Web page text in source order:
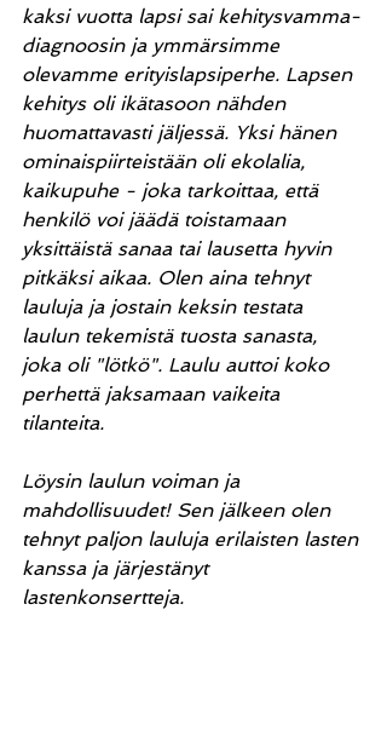
kaksi vuotta lapsi sai kehitysvamma-
diagnoosin ja ymmärsimme
olevamme erityislapsiperhe. Lapsen
kehitys oli ikätasoon nähden
huomattavasti jäljessä. Yksi hänen
ominaispiirteistään oli ekolalia,
kaikupuhe - joka tarkoittaa, että
henkilö voi jäädä toistamaan
yksittäistä sanaa tai lausetta hyvin
pitkäksi aikaa. Olen aina tehnyt
lauluja ja jostain keksin testata
laulun tekemistä tuosta sanasta,
joka oli "lötkö". Laulu auttoi koko
perhettä jaksamaan vaikeita
tilanteita.
Löysin laulun voiman ja
mahdollisuudet! Sen jälkeen olen
tehnyt paljon lauluja erilaisten lasten
kanssa ja järjestänyt
lastenkonsertteja.